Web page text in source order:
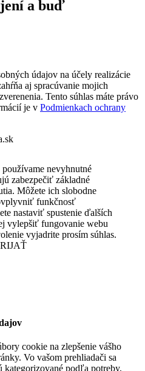
a buď
údajov na účely realizácie
aj spracúvanie mojich
Tento súhlas máte právo
je v Podmienkach ochrany
nevyhnutné
zabezpečiť základné
Môžete ich slobodne
funkčnosť
nastaviť spustenie ďalších
vylepšiť fungovanie webu
vyjadrite prosím súhlas.
cookie na zlepšenie vášho
Vo vašom prehliadači sa
kategorizované podľa potreby,